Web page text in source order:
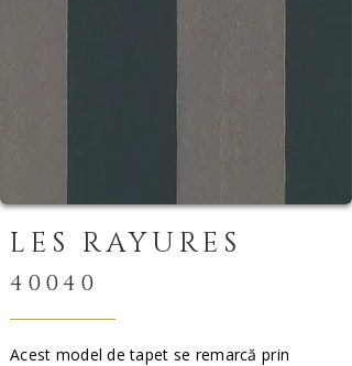
LES RAYURES
40040
Acest model de tapet se remarcă prin